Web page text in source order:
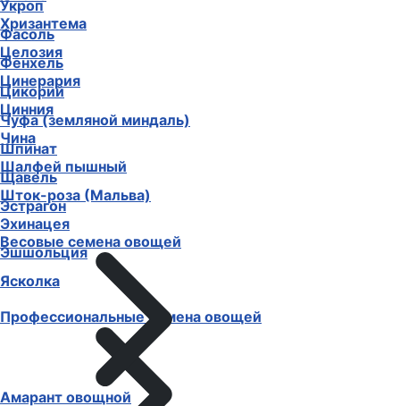
Хризантема
Целозия
Цинерария
Цинния
Чина
Шалфей пышный
Шток-роза (Мальва)
Эхинацея
Эшшольция
Ясколка
Профессиональные семена овощей
Укроп
Фасоль
Фенхель
Цикорий
Чуфа (земляной миндаль)
Шпинат
Щавель
Эстрагон
Весовые семена овощей
Амарант овощной